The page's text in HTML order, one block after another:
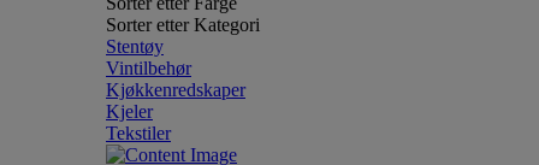
Sorter etter Kategori
Stentøy
Vintilbehør
Kjøkkenredskaper
Kjeler
Tekstiler